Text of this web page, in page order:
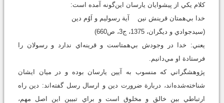
کلام يکي از پيشوايان يارسان اين‌گونه آمده است:
خدا بي‌همتان قرينش نين آية رسوليم و اَوُم دين
(سيدجوادي و ديگران، 1375، ج3، ص660)
يعني: خدا در وجودش بي‌همتاست و قرينه‌اي ندارد و رسولان را
فرستادة او مي‌دانيم.
پژوهشگراني که منسوب به آيين يارسان بوده و در ميان ايشان
شناخته‌شده‌اند، دربارة ضرورت دين و ارسال رسل گفته‌اند: دين راه
ارتباطي بين خالق و مخلوق است و براي تبيين اين اصل مهم،